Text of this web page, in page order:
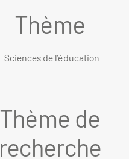
Thème
Sciences de l’éducation
Thème de
recherche